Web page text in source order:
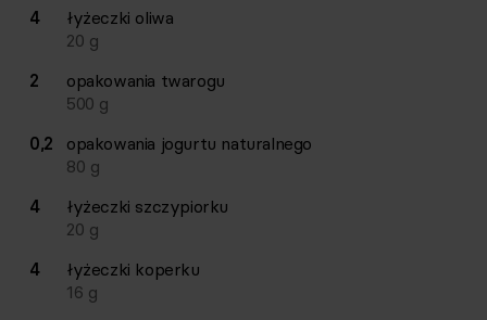
4
łyżeczki oliwa
20 g
2
opakowania twarogu
500 g
0,2
opakowania jogurtu naturalnego
80 g
4
łyżeczki szczypiorku
20 g
4
łyżeczki koperku
16 g